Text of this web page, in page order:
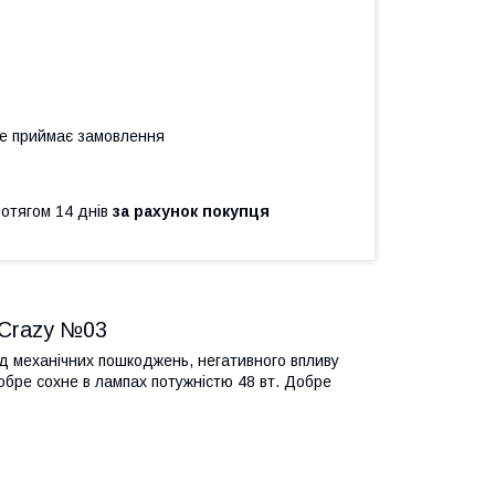
приймає замовлення
14 днів за рахунок покупця
Crazy №03
механічних пошкоджень, негативного впливу
сохне в лампах потужністю 48 вт. Добре